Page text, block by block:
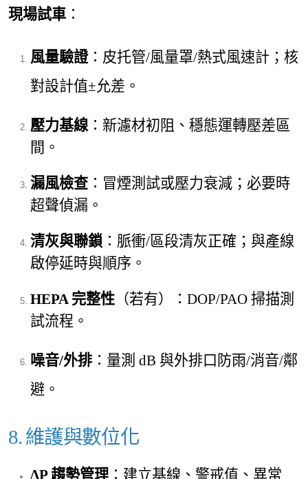
現場試車 ：
風量驗證：皮托管/風量罩/熱式風速計；核
對設計值±允差。
壓力基線 ：新濾材初阻、穩態運轉壓差區
間。
漏風檢查 ：冒煙測試或壓力衰減；必要時
超聲偵漏。
清灰與聯鎖 ：脈衝/區段清灰正確；與產線
啟停延時與順序。
HEPA 完整性 （若有）：DOP/PAO 掃描測
試流程。
噪音/外排：量測 dB 與外排口防雨/消音/鄰
避。
8. 維護與數位化
ΔP 趨勢管理 ：建立基線、警戒值、異常